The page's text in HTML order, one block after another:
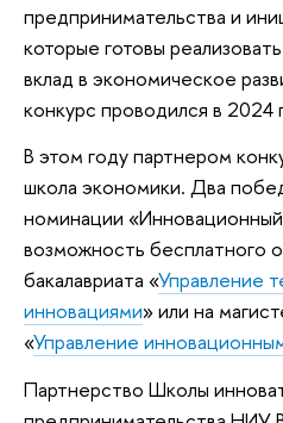
предпринимательства и
которые готовы
вклад в экономическое
конкурс проводился в 2024
В этом году партнером
школа экономики. Два
номинации
возможность бесплатного
бакалавриата «Управление
инновациями» или на
«Управление
Партнерство Школы